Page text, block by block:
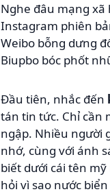
Nghe đâu mạng
Instagram phiên
Weibo bỗng dưng
Biupbo bóc phốt
Đầu tiên, nhắc đến
tán tin tức. Chỉ cần
ngập. Nhiều người
nhớ, cùng với ánh
biết dưới cái tên
hỏi vì sao nước